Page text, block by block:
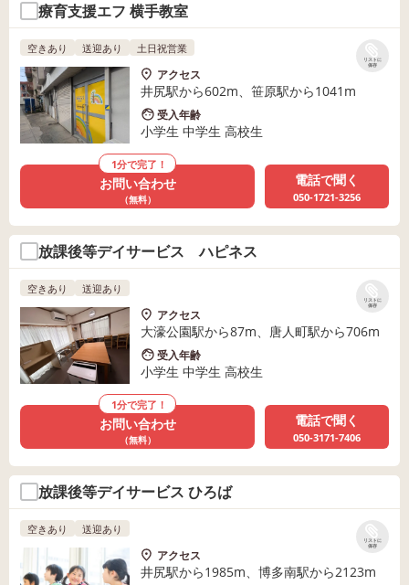
療育支援エフ 横手教室
リストに
保存
空きあり 送迎あり 土日祝営業
アクセス
井尻駅から602m、笹原駅から1041m
受入年齢
小学生 中学生 高校生
1分で完了！
お問い合わせ
（無料）
電話で聞く
050-1721-3256
放課後等デイサービス ハピネス
リストに
保存
空きあり 送迎あり
アクセス
大濠公園駅から87m、唐人町駅から706m
受入年齢
小学生 中学生 高校生
1分で完了！
お問い合わせ
（無料）
電話で聞く
050-3171-7406
放課後等デイサービス ひろば
リストに
保存
空きあり 送迎あり
アクセス
井尻駅から1985m、博多南駅から2123m